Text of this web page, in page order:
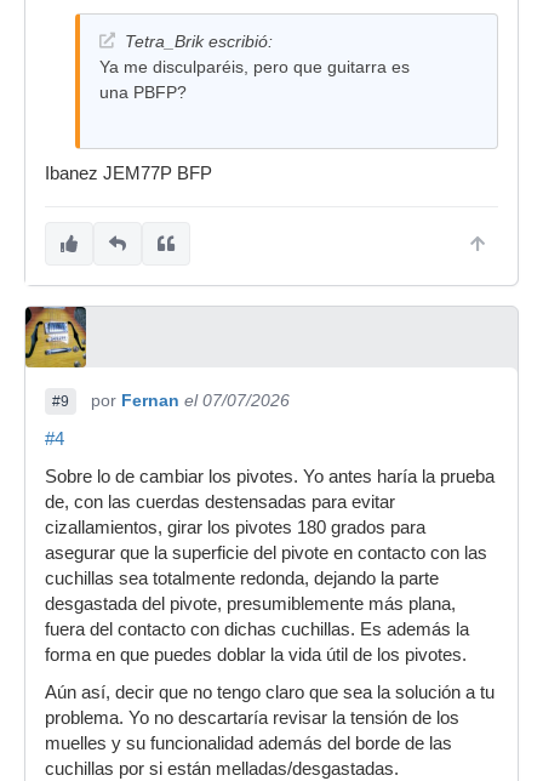
Tetra_Brik escribió:
Ya me disculparéis, pero que guitarra es
una PBFP?
Ibanez JEM77P BFP
#9 por Fernan el 07/07/2026
#4
Sobre lo de cambiar los pivotes. Yo antes haría la prueba
de, con las cuerdas destensadas para evitar
cizallamientos, girar los pivotes 180 grados para
asegurar que la superficie del pivote en contacto con las
cuchillas sea totalmente redonda, dejando la parte
desgastada del pivote, presumiblemente más plana,
fuera del contacto con dichas cuchillas. Es además la
forma en que puedes doblar la vida útil de los pivotes.
Aún así, decir que no tengo claro que sea la solución a tu
problema. Yo no descartaría revisar la tensión de los
muelles y su funcionalidad además del borde de las
cuchillas por si están melladas/desgastadas.